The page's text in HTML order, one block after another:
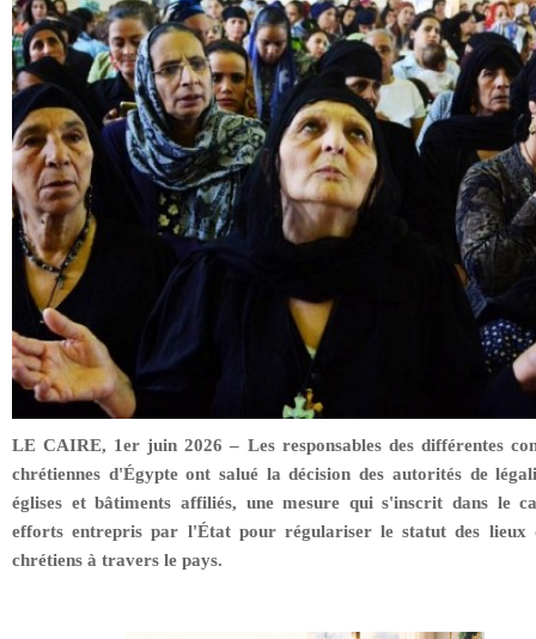
LE CAIRE, 1er juin 2026 – Les responsables des différentes
chrétiennes d'Égypte ont salué la décision des autorités de
églises et bâtiments affiliés, une mesure qui s'inscrit dans le
efforts entrepris par l'État pour régulariser le statut des lieux
chrétiens à travers le pays.